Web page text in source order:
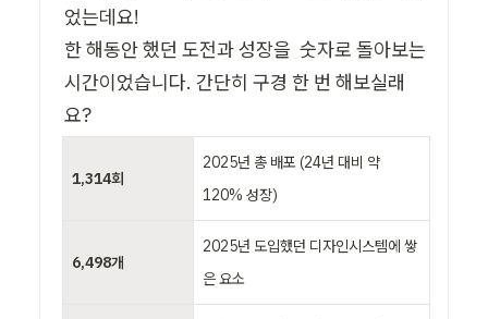
었는데요!
한 해동안 했던 도전과 성장을  숫자로 돌아보는
시간이었습니다. 간단히 구경 한 번 해보실래
요?
1,314회
2025년 총 배포 (24년 대비 약
120% 성장)
6,498개
2025년 도입했던 디자인시스템에 쌓
은 요소